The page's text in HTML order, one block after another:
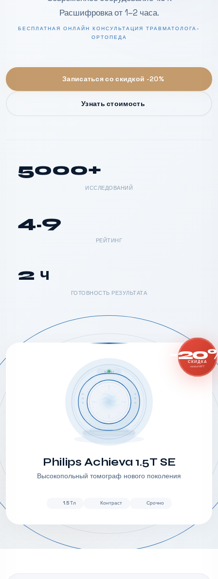
Расшифровка от 1–2 часа.
БЕСПЛАТНАЯ ОНЛАЙН КОНСУЛЬТАЦИЯ ТРАВМАТОЛОГА-
ОРТОПЕДА
Записаться со скидкой -20%
Узнать стоимость
5000+
ИССЛЕДОВАНИЙ
4.9
РЕЙТИНГ
2 ч
ГОТОВНОСТЬ РЕЗУЛЬТАТА
- СКИДКА
на все МРТ
MRI
Philips Achieva 1.5T SE
Высокопольный томограф нового поколения
1.5 Тл Контраст Срочно